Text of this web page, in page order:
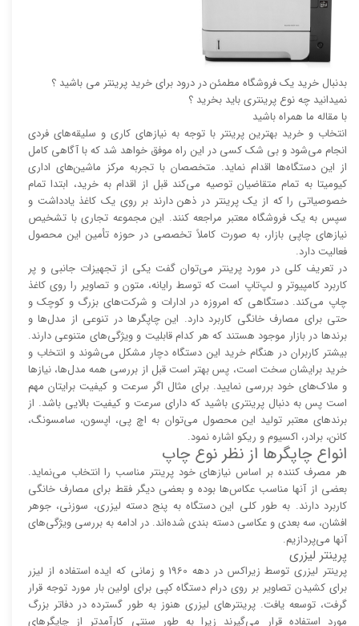
بدنبال خرید یک فروشگاه مطمئن در درود برای خرید پرینتر می باشید ؟
نمیدانید چه نوع پرینتری باید بخرید ؟
با مقاله ما همراه باشید
انتخاب و خرید بهترین پرینتر با توجه به نیاز‌‌های کاری و سلیقه‌های فردی
انجام می‌شود و بی شک کسی در این راه موفق خواهد شد که با آگاهی کامل
از این دستگاه‌ها اقدام نماید. متخصصان با تجربه مرکز ماشین‌های اداری
کیومیتا به تمام متقاضیان توصیه می‌کند قبل از اقدام به خرید، ابتدا تمام
خصوصیاتی را که از یک پرینتر در ذهن دارند بر روی یک کاغذ یادداشت و
سپس به یک فروشگاه معتبر مراجعه کنند. این مجموعه تجاری با تشخیص
نیاز‌‌های چاپی بازار، به صورت کاملاً تخصصی در حوزه تأمین این محصول
فعالیت دارد.
در تعریف کلی در مورد پرینتر می‌توان گفت یکی از تجهیزات جانبی و پر
کاربرد کامپیوتر و لپ‌تاپ است که توسط رایانه، متون و تصاویر را روی کاغذ
چاپ می‌کند. دستگاهی که امروزه در ادارات و شرکت‌های بزرگ و کوچک و
حتی برای مصارف خانگی کاربرد دارد. این چاپگر‌ها در تنوعی از مدل‌ها و
برند‌ها در بازار موجود هستند که هر کدام قابلیت و ویژگی‌های متنوعی دارند.
بیشتر کاربران در هنگام خرید این دستگاه دچار مشکل می‌شوند و انتخاب و
خرید برایشان سخت است، پس بهتر است قبل از بررسی همه مدل‌ها، نیاز‌ها
و ملاک‌های خود بررسی نمایید. برای مثال اگر سرعت و کیفیت برایتان مهم
است پس به دنبال پرینتری باشید که دارای سرعت و کیفیت بالایی باشد. از
برند‌های معتبر تولید این محصول می‌توان به اچ پی، اپسون، سامسونگ،
کانن، برادر، اکسیوم و ریکو اشاره نمود.
انواع چاپگر‌ها از نظر نوع چاپ
هر مصرف کننده بر اساس نیاز‌های خود پرینتر مناسب را انتخاب می‌نماید.
بعضی از آنها مناسب عکاس‌ها بوده و بعضی دیگر فقط برای مصارف خانگی
کاربرد دارند. به طور کلی این دستگاه به پنج دسته لیزری، سوزنی، جوهر
افشان، سه بعدی و عکاسی دسته بندی شده‌اند. در ادامه به بررسی ویژگی‌های
آنها می‌پردازیم.
پرینتر لیزری
پرینتر لیزری توسط زیراکس در دهه 1960 و زمانی که ایده استفاده از لیزر
برای کشیدن تصاویر بر روی درام دستگاه کپی برای اولین بار مورد توجه قرار
گرفت، توسعه یافت. پرینتر‌های لیزری هنوز به طور گسترده در دفاتر بزرگ
مورد استفاده قرار می‌گیرند زیرا به طور سنتی کارآمد‌‌تر از چاپگر‌های